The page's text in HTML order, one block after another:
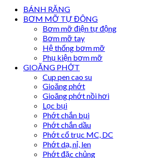
BÁNH RĂNG
BƠM MỠ TỰ ĐỘNG
Bơm mỡ điện tự động
Bơm mỡ tay
Hệ thống bơm mỡ
Phụ kiện bơm mỡ
GIOĂNG PHỚT
Cup pen cao su
Gioăng phớt
Gioăng phớt nồi hơi
Lọc bụi
Phớt chắn bụi
Phớt chắn dầu
Phớt cổ trục MC, DC
Phớt dạ, nỉ, len
Phớt đặc chủng